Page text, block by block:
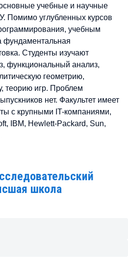
учебные и научные
Помимо углубленных курсов
учебным
фундаментальная
Студенты изучают
функциональный анализ,
геометрию,
теорию игр. Проблем
нет. Факультет имеет
с крупными IT-компаниями,
IBM, Hewlett-Packard, Sun,
школа